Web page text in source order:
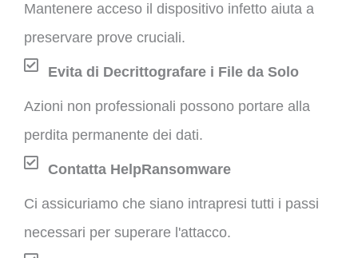
Mantenere acceso il dispositivo infetto aiuta a
preservare prove cruciali.
Evita di Decrittografare i File da Solo
Azioni non professionali possono portare alla
perdita permanente dei dati.
Contatta HelpRansomware
Ci assicuriamo che siano intrapresi tutti i passi
necessari per superare l'attacco.